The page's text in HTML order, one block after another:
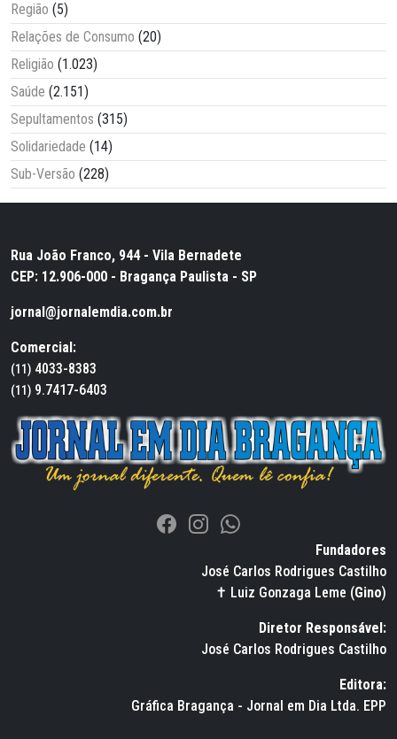
Região (5)
Relações de Consumo (20)
Religião (1.023)
Saúde (2.151)
Sepultamentos (315)
Solidariedade (14)
Sub-Versão (228)
Rua João Franco, 944 - Vila Bernadete
CEP: 12.906-000 - Bragança Paulista - SP
jornal@jornalemdia.com.br
Comercial:
(11) 4033-8383
(11) 9.7417-6403
Fundadores
José Carlos Rodrigues Castilho
✝ Luiz Gonzaga Leme (Gino)
Diretor Responsável:
José Carlos Rodrigues Castilho
Editora:
Gráfica Bragança - Jornal em Dia Ltda. EPP